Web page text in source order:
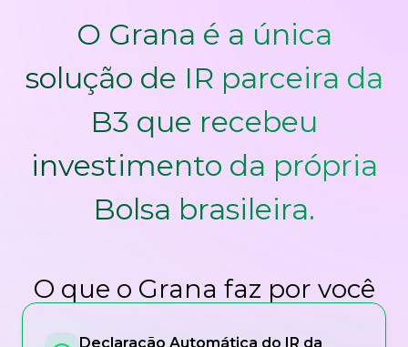
O Grana é a única
solução de IR parceira da
B3 que recebeu
investimento da própria
Bolsa brasileira.
O que o Grana faz por você
Declaração Automática do IR da